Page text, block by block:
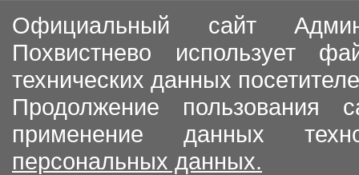
Официальный сайт
Похвистнево использует
технических данных
Продолжение пользования
применение данных
персональных данных.